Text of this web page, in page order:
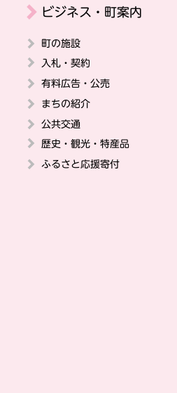
ビジネス・町案内
町の施設
入札・契約
有料広告・公売
まちの紹介
公共交通
歴史・観光・特産品
ふるさと応援寄付